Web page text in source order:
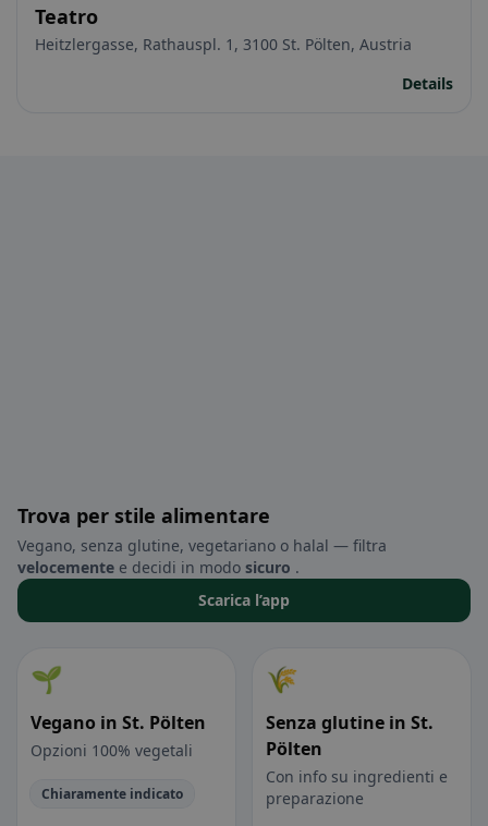
Teatro
Heitzlergasse, Rathauspl. 1, 3100 St. Pölten, Austria
Details
Trova per stile alimentare
Vegano, senza glutine, vegetariano o halal — filtra
velocemente e decidi in modo sicuro .
Scarica l’app
🌱
Vegano in St. Pölten
Opzioni 100% vegetali
Chiaramente indicato
🌾
Senza glutine in St.
Pölten
Con info su ingredienti e
preparazione